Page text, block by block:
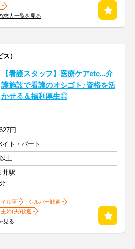
求人一覧を見る
）
【看護スタッフ】医療ケアetc...介
護施設で看護のオシゴト♪資格を活
かせる＆福利厚生◎
円
イト・パート
上
井駅
イル可
シルバー歓迎
主婦(夫)歓迎
見る